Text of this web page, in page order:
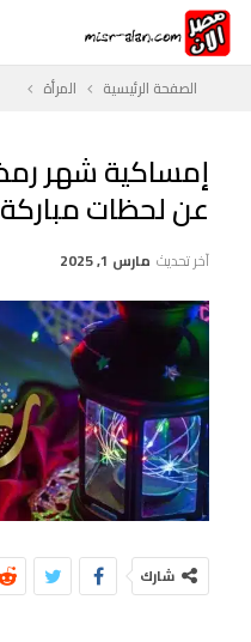
الصفحة الرئيسية المرأة
عن لحظات مباركة
آخر تحديث مارس 1, 2025
شارك